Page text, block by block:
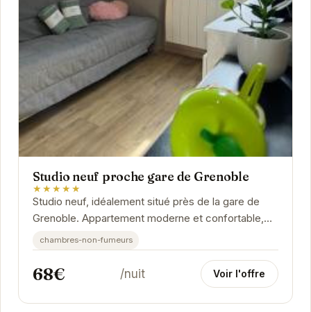
Studio neuf proche gare de Grenoble
★★★★★
Studio neuf, idéalement situé près de la gare de
Grenoble. Appartement moderne et confortable,
parfait pour un séjour d'affaires ou touristique.
chambres-non-fumeurs
68€ /nuit Voir l'offre